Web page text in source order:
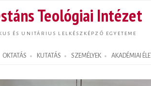
tartalomra
Teológiai Intézet
ÉS UNITÁRIUS LELKÉSZKÉPZŐ EGYETEME
OKTATÁS KUTATÁS SZEMÉLYEK AKADÉMIAI ÉLET